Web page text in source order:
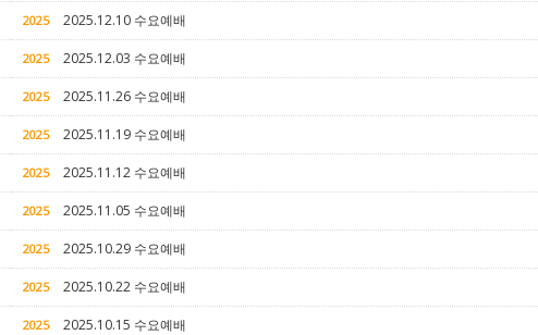
2025 2025.12.10 수요예배
2025 2025.12.03 수요예배
2025 2025.11.26 수요예배
2025 2025.11.19 수요예배
2025 2025.11.12 수요예배
2025 2025.11.05 수요예배
2025 2025.10.29 수요예배
2025 2025.10.22 수요예배
2025 2025.10.15 수요예배